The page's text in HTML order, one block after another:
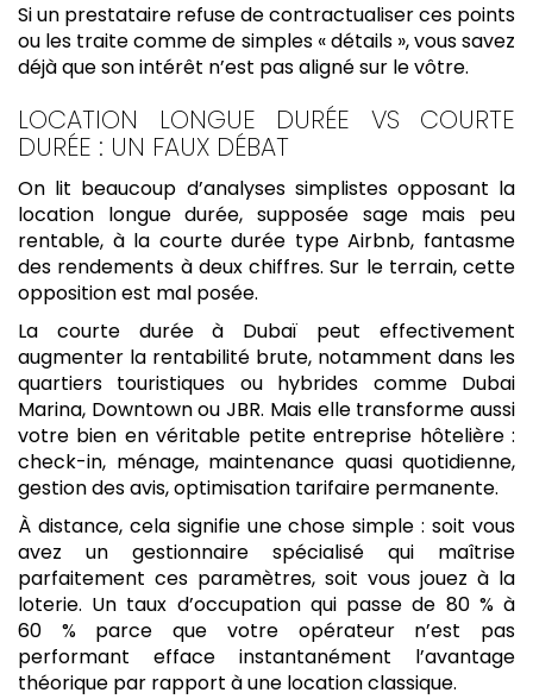
Si un prestataire refuse de contractualiser ces points
ou les traite comme de simples « détails », vous savez
déjà que son intérêt n’est pas aligné sur le vôtre.
LOCATION LONGUE DURÉE VS COURTE
DURÉE : UN FAUX DÉBAT
On lit beaucoup d’analyses simplistes opposant la
location longue durée, supposée sage mais peu
rentable, à la courte durée type Airbnb, fantasme
des rendements à deux chiffres. Sur le terrain, cette
opposition est mal posée.
La courte durée à Dubaï peut effectivement
augmenter la rentabilité brute, notamment dans les
quartiers touristiques ou hybrides comme Dubai
Marina, Downtown ou JBR. Mais elle transforme aussi
votre bien en véritable petite entreprise hôtelière :
check-in, ménage, maintenance quasi quotidienne,
gestion des avis, optimisation tarifaire permanente.
À distance, cela signifie une chose simple : soit vous
avez un gestionnaire spécialisé qui maîtrise
parfaitement ces paramètres, soit vous jouez à la
loterie. Un taux d’occupation qui passe de 80 % à
60 % parce que votre opérateur n’est pas
performant efface instantanément l’avantage
théorique par rapport à une location classique.